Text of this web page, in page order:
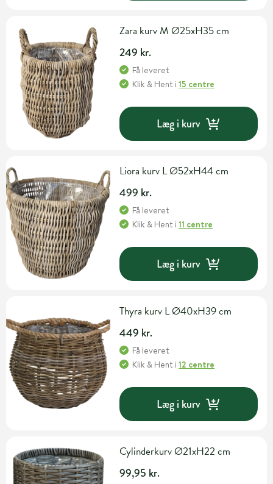
Zara kurv M Ø25xH35 cm
249 kr.
Få leveret
Klik & Hent i15 centre
Læg i kurv
Liora kurv L Ø52xH44 cm
499 kr.
Få leveret
Klik & Hent i11 centre
Læg i kurv
Thyra kurv L Ø40xH39 cm
449 kr.
Få leveret
Klik & Hent i12 centre
Læg i kurv
Cylinderkurv Ø21xH22 cm
99,95 kr.